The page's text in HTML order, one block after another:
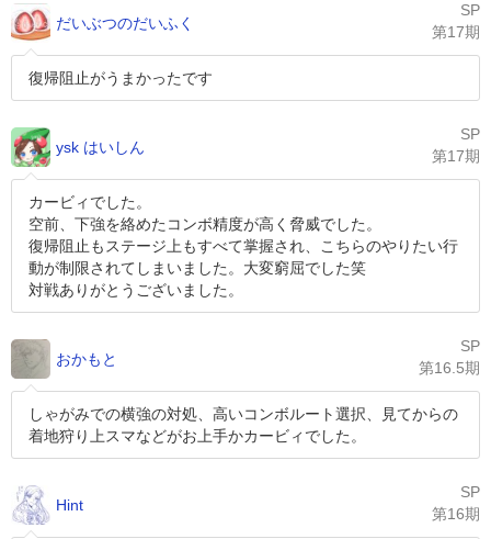
だいぶつのだいふく
SP
第17期
復帰阻止がうまかったです
ysk はいしん
SP
第17期
カービィでした。
空前、下強を絡めたコンボ精度が高く脅威でした。
復帰阻止もステージ上もすべて掌握され、こちらのやりたい行
動が制限されてしまいました。大変窮屈でした笑
対戦ありがとうございました。
おかもと
SP
第16.5期
しゃがみでの横強の対処、高いコンボルート選択、見てからの
着地狩り上スマなどがお上手かカービィでした。
Hint
SP
第16期